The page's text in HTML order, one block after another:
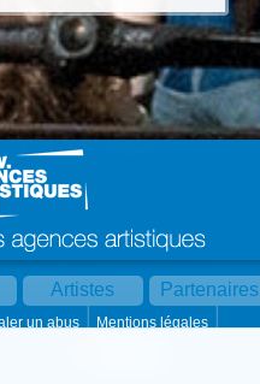
Artistes Partenaires
un abus
Mentions légales